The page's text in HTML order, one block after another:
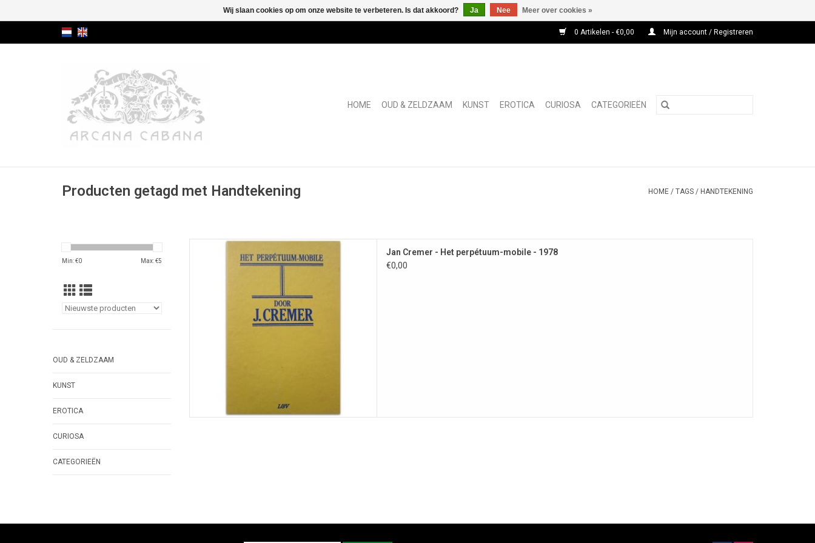
0 Artikelen - €0,00 Mijn account / Registreren
HOME OUD & ZELDZAAM KUNST EROTICA CURIOSA CATEGORIEËN
Producten getagd met Handtekening HOME / TAGS / HANDTEKENING
Min: €0 Max: €5
OUD & ZELDZAAM
KUNST
EROTICA
CURIOSA
CATEGORIEËN
GESIGNEERD door Jan Cremer junior!
Jan Cremer - Het perpétuum-mobile - 1978
€0,00
Wij slaan cookies op om onze website te verbeteren. Is dat akkoord? Ja Nee Meer over cookies »